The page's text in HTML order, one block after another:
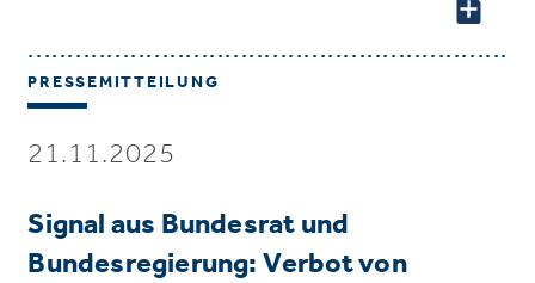
PRESSEMITTEILUNG
21.11.2025
Signal aus Bundesrat und
Bundesregierung: Verbot von